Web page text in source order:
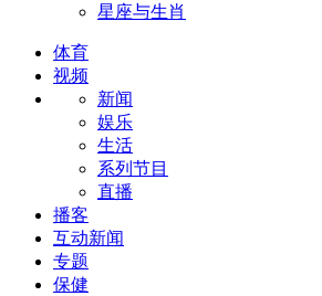
星座与生肖
体育
视频
新闻
娱乐
生活
系列节目
直播
播客
互动新闻
专题
保健